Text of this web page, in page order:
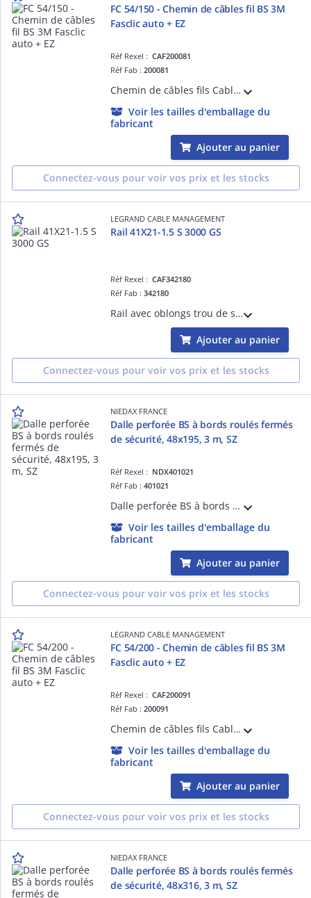
FC 54/150 - Chemin de câbles fil BS 3M
Fasclic auto + EZ
Réf Rexel :CAF200081
Réf Fab :200081
Chemin de câbles fils Cablofil avec éclisse intégrée et bord sécurité FC Fasclic Auto+ - hauteur 54mm, largeur 150mm, longueur 3m - finition EZ
Voir les tailles d'emballage du
fabricant
Ajouter au panier
Connectez-vous pour voir vos prix et les stocks
LEGRAND CABLE MANAGEMENT
Rail 41X21-1.5 S 3000 GS
Réf Rexel :CAF342180
Réf Fab :342180
Rail avec oblongs trou de serrure R21S pour chemins de câbles fils Cablofil - pour fixation plafond de charges lourdes en balancelle ou pendard - épaisseur 1,5mm et longueur 3m - finition GS
Ajouter au panier
Connectez-vous pour voir vos prix et les stocks
NIEDAX FRANCE
Dalle perforée BS à bords roulés fermés
de sécurité, 48x195, 3 m, SZ
Réf Rexel : NDX401021
Réf Fab :401021
Dalle perforée BS à bords roulés fermés de sécurité, hauteur 48 mm, largeur 195 mm, perforations oblongs 7x25 mm, longueur 3 m, finition SZ.
Voir les tailles d'emballage du
fabricant
Ajouter au panier
Connectez-vous pour voir vos prix et les stocks
LEGRAND CABLE MANAGEMENT
FC 54/200 - Chemin de câbles fil BS 3M
Fasclic auto + EZ
Réf Rexel :CAF200091
Réf Fab :200091
Chemin de câbles fils Cablofil avec éclisse intégrée et bord sécurité FC Fasclic Auto+ - hauteur 54mm, largeur 200mm, longueur 3m - finition EZ
Voir les tailles d'emballage du
fabricant
Ajouter au panier
Connectez-vous pour voir vos prix et les stocks
NIEDAX FRANCE
Dalle perforée BS à bords roulés fermés
de sécurité, 48x316, 3 m, SZ